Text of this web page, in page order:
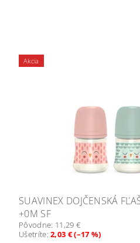
Akcia
SUAVINEX DOJČENSKÁ
+0M SF
Pôvodne: 11,29 €
Ušetríte:2,03 € (–17 %)